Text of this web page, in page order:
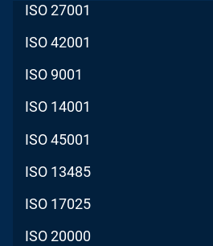
ISO 27001
ISO 42001
ISO 9001
ISO 14001
ISO 45001
ISO 13485
ISO 17025
ISO 20000